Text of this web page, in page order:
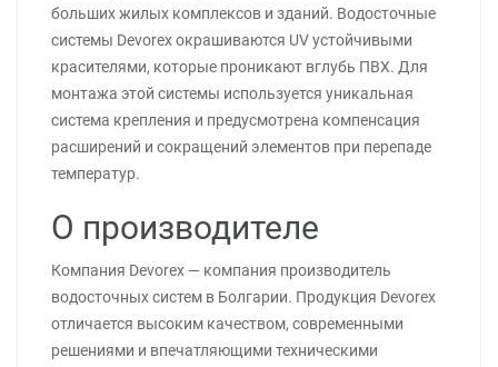
больших жилых комплексов и зданий. Водосточные
системы Devorex окрашиваются UV устойчивыми
красителями, которые проникают вглубь ПВХ. Для
монтажа этой системы используется уникальная
система крепления и предусмотрена компенсация
расширений и сокращений элементов при перепаде
температур.
О производителе
Компания Devorex — компания производитель
водосточных систем в Болгарии. Продукция Devorex
отличается высоким качеством, современными
решениями и впечатляющими техническими